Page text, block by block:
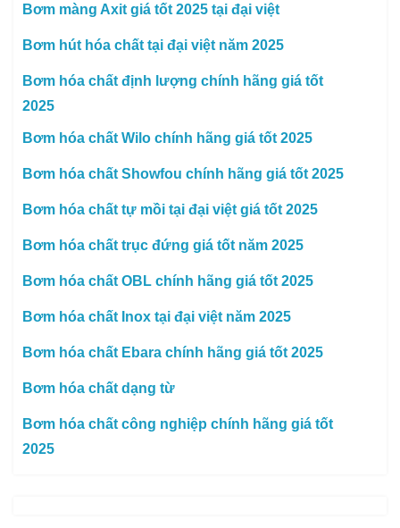
Bơm màng Axit giá tốt 2025 tại đại việt
Bơm hút hóa chất tại đại việt năm 2025
Bơm hóa chất định lượng chính hãng giá tốt
2025
Bơm hóa chất Wilo chính hãng giá tốt 2025
Bơm hóa chất Showfou chính hãng giá tốt 2025
Bơm hóa chất tự mồi tại đại việt giá tốt 2025
Bơm hóa chất trục đứng giá tốt năm 2025
Bơm hóa chất OBL chính hãng giá tốt 2025
Bơm hóa chất Inox tại đại việt năm 2025
Bơm hóa chất Ebara chính hãng giá tốt 2025
Bơm hóa chất dạng từ
Bơm hóa chất công nghiệp chính hãng giá tốt
2025